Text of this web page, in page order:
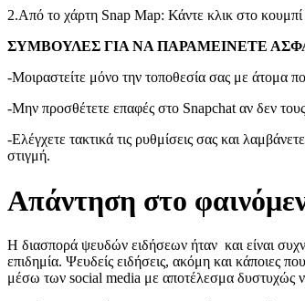
2.Από το χάρτη Snap Μap: Κάντε κλικ στο κουμπί
ΣΥΜΒΟΥΛΕΣ ΓΙΑ ΝΑ ΠΑΡΑΜΕΙΝΕΤΕ
-Μοιραστείτε μόνο την τοποθεσία σας με άτομα
-Μην προσθέτετε επαφές στο Snapchat αν δεν
-Ελέγχετε τακτικά τις ρυθμίσεις σας και
στιγμή.
Απάντηση στο
Η διασπορά ψευδών ειδήσεων ήταν και είναι
επιδημία. Ψευδείς ειδήσεις, ακόμη και κάποιες
μέσω των social media με αποτέλεσμα δυστυχώς